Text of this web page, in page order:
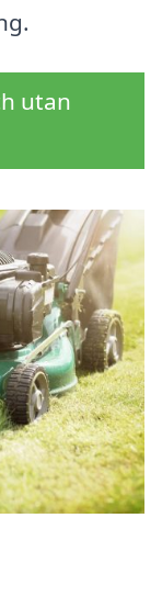
utan